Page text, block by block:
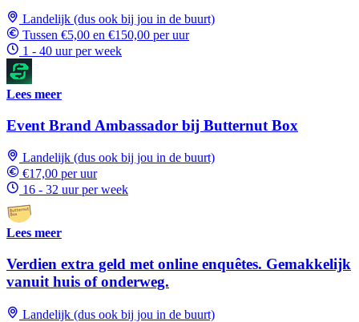
Landelijk (dus ook bij jou in de buurt)
Tussen €5,00 en €150,00 per uur
1 - 40 uur per week
Lees meer
Event Brand Ambassador bij Butternut Box
Landelijk (dus ook bij jou in de buurt)
€17,00 per uur
16 - 32 uur per week
Lees meer
Verdien extra geld met online enquêtes. Gemakkelijk
vanuit huis of onderweg.
Landelijk (dus ook bij jou in de buurt)